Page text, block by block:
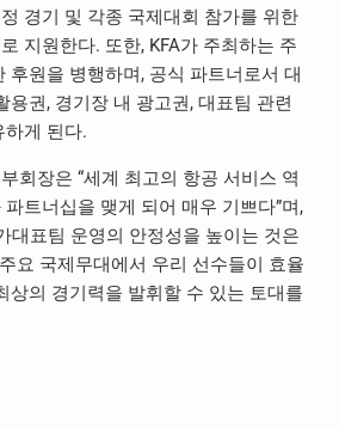
경기 및 각종 국제대회 참가를 위한
지원한다. 또한, KFA가 주최하는 주
후원을 병행하며, 공식 파트너로서 대
용권, 경기장 내 광고권, 대표팀 관련
하게 된다.
회장은 “세계 최고의 항공 서비스 역
트너십을 맺게 되어 매우 기쁘다”며,
대표팀 운영의 안정성을 높이는 것은
요 국제무대에서 우리 선수들이 효율
상의 경기력을 발휘할 수 있는 토대를